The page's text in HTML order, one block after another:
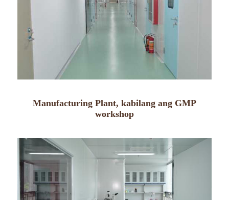
Manufacturing Plant, kabilang ang GMP
workshop